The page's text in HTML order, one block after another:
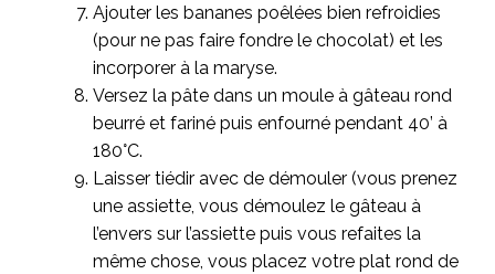
Ajouter les bananes poêlées bien refroidies
(pour ne pas faire fondre le chocolat) et les
incorporer à la maryse.
Versez la pâte dans un moule à gâteau rond
beurré et fariné puis enfourné pendant 40’ à
180°C.
Laisser tiédir avec de démouler (vous prenez
une assiette, vous démoulez le gâteau à
l’envers sur l’assiette puis vous refaites la
même chose, vous placez votre plat rond de